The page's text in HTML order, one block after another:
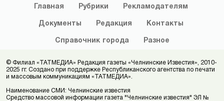
Главная Рубрики Рекламодателям
Документы Редакция Контакты
Справочник города Разное
© Филиал «ТАТМЕДИА» Редакция газеты «Челнинские Известия», 2010-
2025 гг. Создано при поддержке Республиканского агентства по печати
и массовым коммуникациям «ТАТМЕДИА».
Наименование СМИ: Челнинские известия
Средство массовой информации газета "Челнинские известия" ЭЛ №